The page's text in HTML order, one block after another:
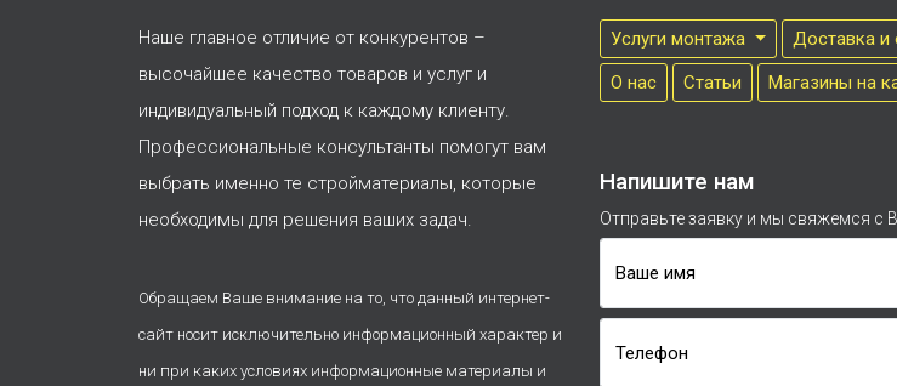
Наше главное отличие от конкурентов –
высочайшее качество товаров и услуг и
индивидуальный подход к каждому клиенту.
Профессиональные консультанты помогут вам
выбрать именно те стройматериалы, которые
необходимы для решения ваших задач.
Обращаем Ваше внимание на то, что данный интернет-
сайт носит исключительно информационный характер и
ни при каких условиях информационные материалы и
Услуги монтажа
Доставка и
О нас
Cтатьи Магазины на
Напишите нам
Отправьте заявку и мы свяжемся с
Ваше имя
Телефон